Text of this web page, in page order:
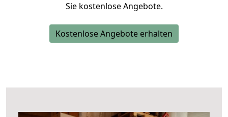
Sie kostenlose Angebote.
Kostenlose Angebote erhalten